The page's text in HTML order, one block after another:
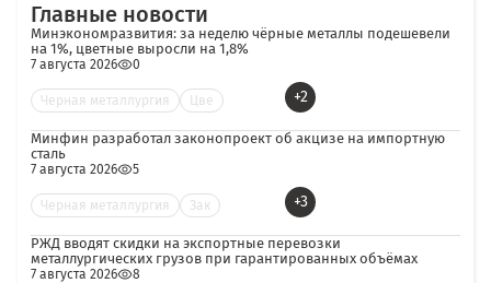
Главные новости
Минэкономразвития: за неделю чёрные металлы подешевели
на 1%, цветные выросли на 1,8%
7 августа 2026 0
Черная металлургия Цве +2
Минфин разработал законопроект об акцизе на импортную
сталь
7 августа 2026 5
Черная металлургия Зак +3
РЖД вводят скидки на экспортные перевозки
металлургических грузов при гарантированных объёмах
7 августа 2026 8